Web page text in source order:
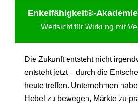
Enkelfähigkeit®-Akademie
Weitsicht für Wirkung mit
Die Zukunft entsteht nicht
entsteht jetzt – durch die
heute treffen. Unternehmen
Hebel zu bewegen, Märkte zu